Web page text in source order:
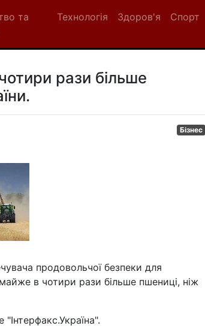
та
Технологія Здоров'я Спорт
рази більше
Бізнес
продовольчої безпеки для
в чотири рази більше пшениці, ніж